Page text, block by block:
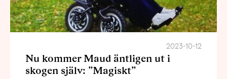
2023-10-12
Nu kommer Maud äntligen ut i
skogen själv: ”Magiskt”